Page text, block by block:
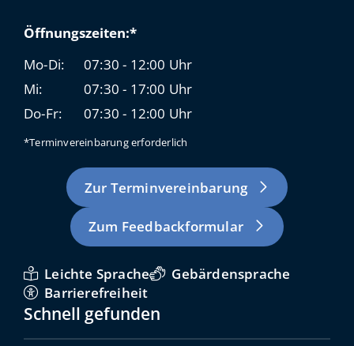
Öffnungszeiten:*
Mo-Di:
07:30 - 12:00 Uhr
Mi:
07:30 - 17:00 Uhr
Do-Fr:
07:30 - 12:00 Uhr
*Terminvereinbarung erforderlich
Zur Terminvereinbarung
Zum Feedbackformular
Leichte Sprache
Gebärdensprache
Barrierefreiheit
Schnell gefunden